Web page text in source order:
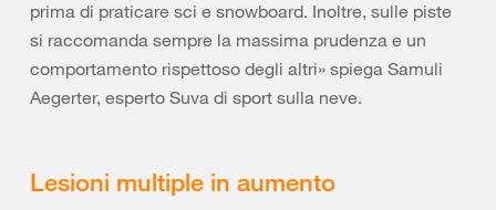
prima di praticare sci e snowboard. Inoltre, sulle piste
si raccomanda sempre la massima prudenza e un
comportamento rispettoso degli altri» spiega Samuli
Aegerter, esperto Suva di sport sulla neve.
Lesioni multiple in aumento